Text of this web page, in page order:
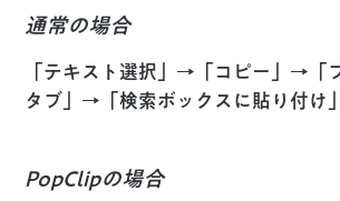
通常の場合
「テキスト選択」→「コピー」→「
タブ」→「検索ボックスに貼り付け
PopClipの場合